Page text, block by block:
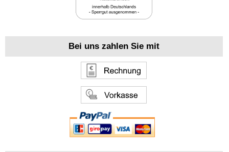
Bei uns zahlen Sie mit